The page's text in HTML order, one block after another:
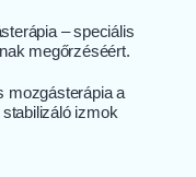
– speciális
megőrzéséért.
mozgásterápia a
izmok